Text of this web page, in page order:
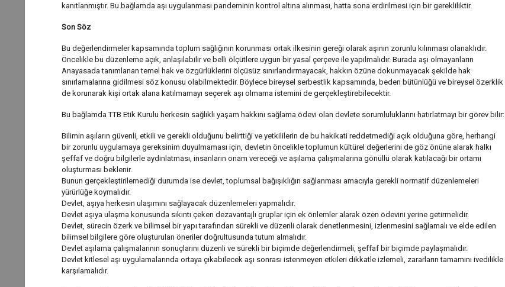
kanıtlanmıştır. Bu bağlamda aşı uygulanması pandeminin kontrol altına alınması, hatta sona erdirilmesi için bir gerekliliktir.
Son Söz
Bu değerlendirmeler kapsamında toplum sağlığının korunması ortak ilkesinin gereği olarak aşının zorunlu kılınması olanaklıdır.
Öncelikle bu düzenleme açık, anlaşılabilir ve belli ölçütlere uygun bir yasal çerçeve ile yapılmalıdır. Burada aşı olmayanların
Anayasada tanımlanan temel hak ve özgürlüklerini ölçüsüz sınırlandırmayacak, hakkın özüne dokunmayacak şekilde hak
sınırlamalarına gidilmesi söz konusu olabilmektedir. Böylece bireysel serbestlik kapsamında, beden bütünlüğü ve bireysel özerklik
de korunarak kişi ortak alana katılmamayı seçerek aşı olmama istemini de gerçekleştirebilecektir.
Bu bağlamda TTB Etik Kurulu herkesin sağlıklı yaşam hakkını sağlama ödevi olan devlete sorumluluklarını hatırlatmayı bir görev bilir:
Bilimin aşıların güvenli, etkili ve gerekli olduğunu belirttiği ve yetkililerin de bu hakikati reddetmediği açık olduğuna göre, herhangi
bir zorunlu uygulamaya gereksinim duyulmaması için, devletin öncelikle toplumun kültürel değerlerini de göz önüne alarak halkı
şeffaf ve doğru bilgilerle aydınlatması, insanların onam vereceği ve aşılama çalışmalarına gönüllü olarak katılacağı bir ortamı
oluşturması beklenir.
Bunun gerçekleştirilemediği durumda ise devlet, toplumsal bağışıklığın sağlanması amacıyla gerekli normatif düzenlemeleri
yürürlüğe koymalıdır.
Devlet, aşıya herkesin ulaşımını sağlayacak düzenlemeleri yapmalıdır.
Devlet aşıya ulaşma konusunda sıkıntı çeken dezavantajlı gruplar için ek önlemler alarak özen ödevini yerine getirmelidir.
Devlet, sürecin özerk ve bilimsel bir yapı tarafından sürekli ve düzenli olarak denetlenmesini, izlenmesini sağlamalı ve elde edilen
bilimsel bilgilere göre oluşturulan öneriler doğrultusunda tutum almalıdır.
Devlet aşılama çalışmalarının sonuçlarını düzenli ve sürekli bir biçimde değerlendirmeli, şeffaf bir biçimde paylaşmalıdır.
Devlet kitlesel aşı uygulamalarında ortaya çıkabilecek aşı sonrası istenmeyen etkileri dikkatle izlemeli, zararların tamamını ivedilikle
karşılamalıdır.